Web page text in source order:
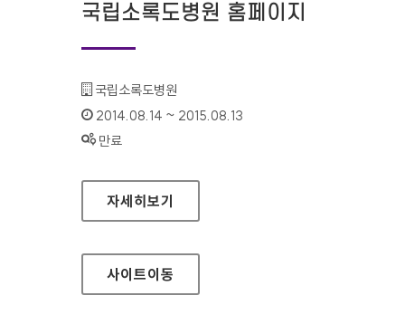
국립소록도병원 홈페이지
기관명 :
국립소록도병원
인증기간 :
2014.08.14 ~ 2015.08.13
상태 :
만료
국립소록도병원 홈페이지
자세히보기
사이트이동